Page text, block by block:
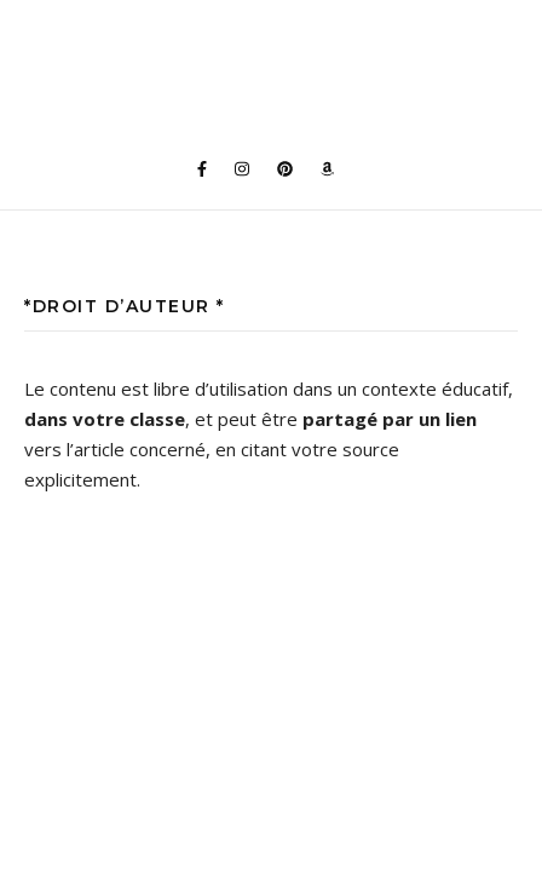
*DROIT D’AUTEUR *
Le contenu est libre d’utilisation dans un contexte éducatif,
dans votre classe, et peut être partagé par un lien
vers l’article concerné, en citant votre source
explicitement.